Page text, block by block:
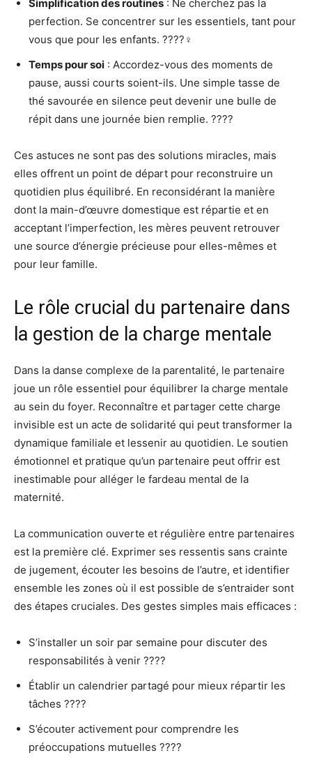
Simplification des routines : Ne cherchez pas la
perfection. Se concentrer sur les essentiels, tant pour
vous que pour les enfants. ????‍♀️
Temps pour soi : Accordez-vous des moments de
pause, aussi courts soient-ils. Une simple tasse de
thé savourée en silence peut devenir une bulle de
répit dans une journée bien remplie. ????
Ces astuces ne sont pas des solutions miracles, mais
elles offrent un point de départ pour reconstruire un
quotidien plus équilibré. En reconsidérant la manière
dont la main-d’œuvre domestique est répartie et en
acceptant l’imperfection, les mères peuvent retrouver
une source d’énergie précieuse pour elles-mêmes et
pour leur famille.
Le rôle crucial du partenaire dans
la gestion de la charge mentale
Dans la danse complexe de la parentalité, le partenaire
joue un rôle essentiel pour équilibrer la charge mentale
au sein du foyer. Reconnaître et partager cette charge
invisible est un acte de solidarité qui peut transformer la
dynamique familiale et lessenir au quotidien. Le soutien
émotionnel et pratique qu’un partenaire peut offrir est
inestimable pour alléger le fardeau mental de la
maternité.
La communication ouverte et régulière entre partenaires
est la première clé. Exprimer ses ressentis sans crainte
de jugement, écouter les besoins de l’autre, et identifier
ensemble les zones où il est possible de s’entraider sont
des étapes cruciales. Des gestes simples mais efficaces :
S’installer un soir par semaine pour discuter des
responsabilités à venir ????
Établir un calendrier partagé pour mieux répartir les
tâches ????
S’écouter activement pour comprendre les
préoccupations mutuelles ????️